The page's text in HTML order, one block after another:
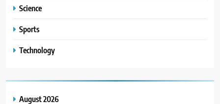
Science
Sports
Technology
August 2026